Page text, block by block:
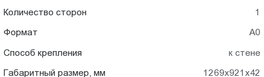
Количество сторон 1
Формат А0
Способ крепления к стене
Габаритный размер, мм 1269x921x42